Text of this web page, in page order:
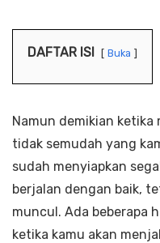
DAFTAR ISI Buka
Namun demikian
tidak semudah yang
sudah menyiapkan
berjalan dengan baik,
muncul. Ada beberapa
ketika kamu akan